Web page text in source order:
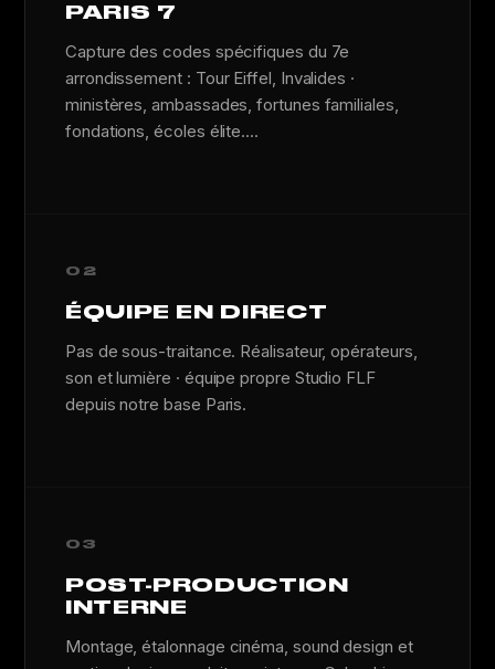
PARIS 7
Capture des codes spécifiques du 7e
arrondissement : Tour Eiffel, Invalides ·
ministères, ambassades, fortunes familiales,
fondations, écoles élite....
02
ÉQUIPE EN DIRECT
Pas de sous-traitance. Réalisateur, opérateurs,
son et lumière · équipe propre Studio FLF
depuis notre base Paris.
03
POST-PRODUCTION
INTERNE
Montage, étalonnage cinéma, sound design et